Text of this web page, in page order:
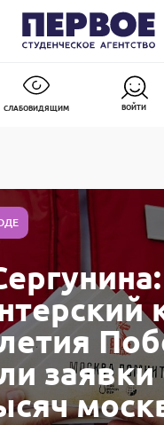
СЛАБОВИДЯЩИМ ВОЙТИ